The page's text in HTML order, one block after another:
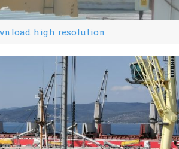
high resolution